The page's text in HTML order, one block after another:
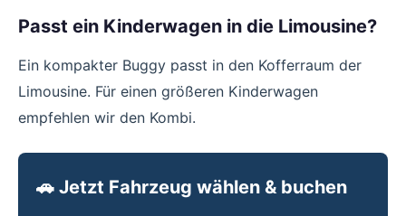
Passt ein Kinderwagen in die Limousine?
Ein kompakter Buggy passt in den Kofferraum der
Limousine. Für einen größeren Kinderwagen
empfehlen wir den Kombi.
🚗 Jetzt Fahrzeug wählen & buchen